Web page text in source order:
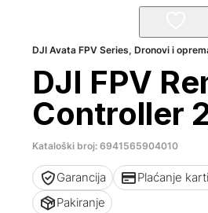
DJI Avata FPV Series,Dronovi i
DJI FPV
Controller
Kataloški broj: 6941565904010
Garancija Plaćanje
Pakiranje